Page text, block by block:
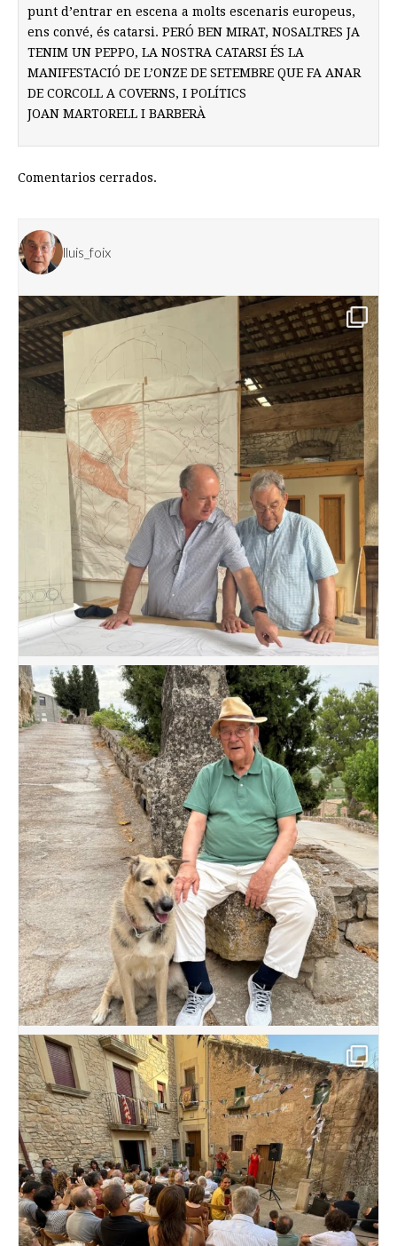
punt d’entrar en escena a molts escenaris europeus,
ens convé, és catarsi. PERÓ BEN MIRAT, NOSALTRES JA
TENIM UN PEPPO, LA NOSTRA CATARSI ÉS LA
MANIFESTACIÓ DE L’ONZE DE SETEMBRE QUE FA ANAR
DE CORCOLL A COVERNS, I POLÍTICS
JOAN MARTORELL I BARBERÀ
Comentarios cerrados.
lluis_foix